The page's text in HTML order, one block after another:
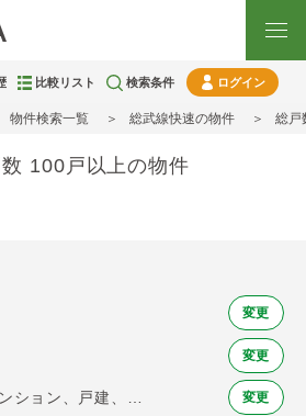
比較リスト 検索条件 ログイン
物件検索一覧 総武線快速の物件 総戸
100戸以上の物件
変更
変更
変更